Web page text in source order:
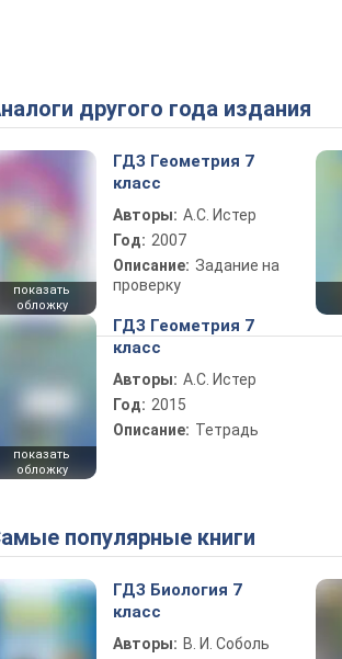
Аналоги другого года издания
показать
обложку
ГДЗ Геометрия 7
класс
Авторы: А.С. Истер
Год: 2007
Описание: Задание на
проверку
показать
обложку
ГДЗ Геометрия 7
класс
Авторы: А.С. Истер
Год: 2015
Описание: Тетрадь
Самые популярные книги
ГДЗ Биология 7
класс
Авторы: В. И. Соболь